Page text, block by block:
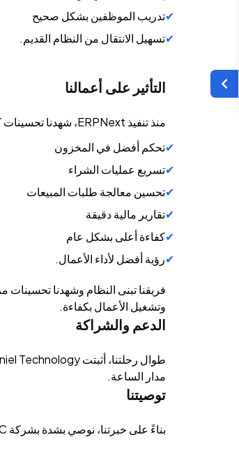
تدريب الموظفين بشكل صحيح
تسهيل الانتقال من النظام القديم.
التأثير على أعمالنا
منذ تنفيذ ERPNext، شهدنا تحسينات كبيرة في عملياتنا:
تحكم أفضل في المخزون
تسريع عمليات الشراء
تحسين معالجة طلبات المبيعات
تقارير مالية دقيقة
كفاءة أعلى بشكل عام
رؤية أفضل لأداء الأعمال.
فريقنا تبنى النظام وشهدنا تحسينات
وتشغيل الأعمال بكفاءة.
الدعم والشراكة
مدار الساعة.
توصيتنا
بناءً على خبرتنا، نوصي بشدة بشركة Peniel Technology LLC كشريك في تنفيذ